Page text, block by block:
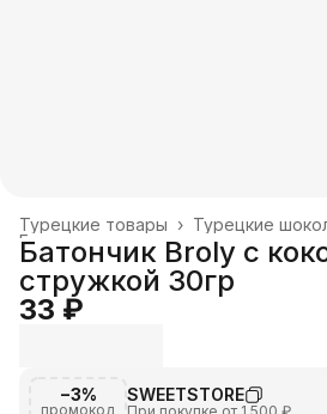
Турецкие
Турецкие товары ›
Главная
Батончик Broly с
стружкой 30гр
33 ₽
−3%
промокод
SWEETSTORE